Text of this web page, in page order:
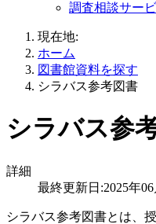
調査相談サー
現在地:
ホーム
図書館資料を探す
シラバス参考図書
シラバス参
詳細
最終更新日:2025年06
シラバス参考図書とは、